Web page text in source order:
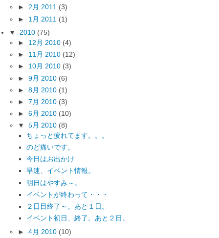
► 2月 2011 (3)
► 1月 2011 (1)
▼ 2010 (75)
► 12月 2010 (4)
► 11月 2010 (12)
► 10月 2010 (3)
► 9月 2010 (6)
► 8月 2010 (1)
► 7月 2010 (3)
► 6月 2010 (10)
▼ 5月 2010 (8)
ちょっと疲れてます。。。
のど痛いです。
今日はお出かけ
早速、イベント情報。
明日はやすみ～。
イベントが終わって・・・
２日目終了～。あと１日。
イベント初日、終了。あと２日。
► 4月 2010 (10)